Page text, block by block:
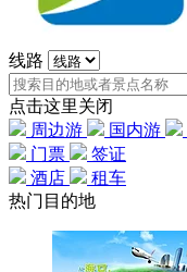
线路
点击这里关闭
周边游
国内游
门票
签证
酒店
租车
热门目的地